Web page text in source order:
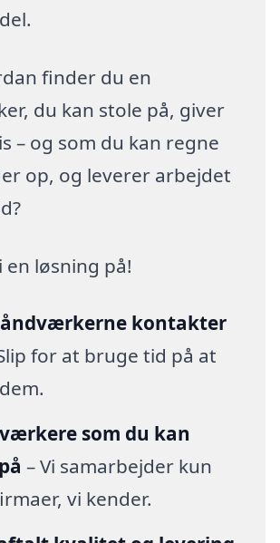
finder du en
du kan stole på, giver
– og som du kan regne
op, og leverer arbejdet
en løsning på!
kontakter
for at bruge tid på at
som du kan
– Vi samarbejder kun
vi kender.